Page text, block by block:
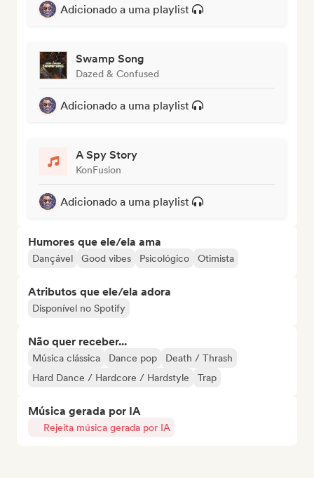
Adicionado a uma playlist
Swamp Song
Dazed & Confused
Adicionado a uma playlist
A Spy Story
KonFusion
Adicionado a uma playlist
Humores que ele/ela ama
Dançável Good vibes Psicológico Otimista
Atributos que ele/ela adora
Disponível no Spotify
Não quer receber...
Música clássica Dance pop
Death / Thrash
Hard Dance / Hardcore / Hardstyle
Trap
Música gerada por IA
Rejeita música gerada por IA